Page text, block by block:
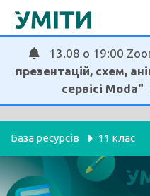
Перейти
13.08 о 19:00
презентацій, схем,
сервісі Moda"
База ресурсів 11 клас